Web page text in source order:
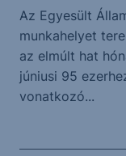
Az Egyesült
munkahelyet
az elmúlt hat
júniusi 95
vonatkozó...